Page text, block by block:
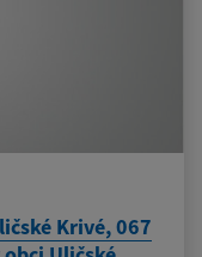
Krivé, 067